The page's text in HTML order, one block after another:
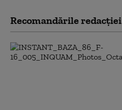
Recomandările redacţiei